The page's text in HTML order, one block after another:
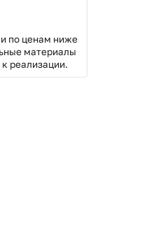
по ценам ниже
материалы
к реализации.